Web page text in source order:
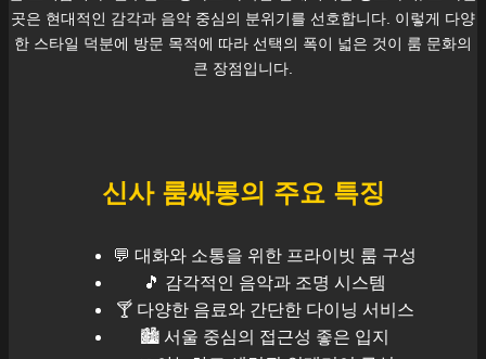
곳은 현대적인 감각과 음악 중심의 분위기를 선호합니다. 이렇게 다양
한 스타일 덕분에 방문 목적에 따라 선택의 폭이 넓은 것이 룸 문화의
큰 장점입니다.
신사룸싸롱의 주요 특징
💬 대화와 소통을 위한 프라이빗 룸 구성
🎵 감각적인 음악과 조명 시스템
🍸 다양한 음료와 간단한 다이닝 서비스
🏙️ 서울 중심의 접근성 좋은 입지